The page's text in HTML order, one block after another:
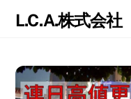
L.C.A.株式会社